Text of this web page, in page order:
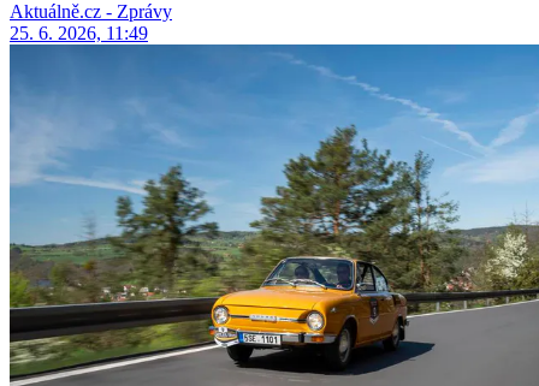
Aktuálně.cz - Zprávy
25. 6. 2026, 11:49